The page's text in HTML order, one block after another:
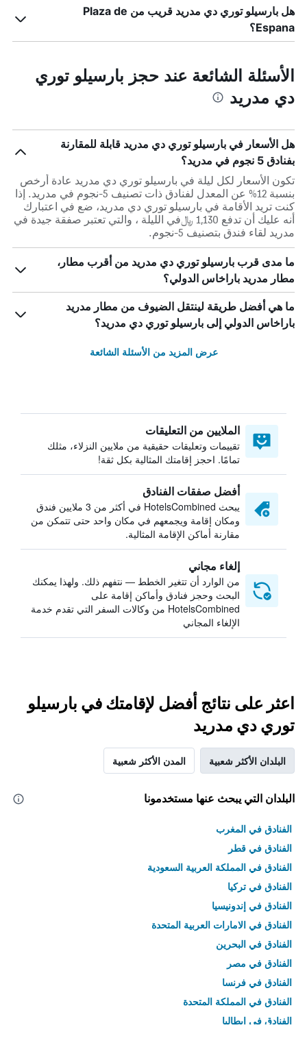
هل بارسيلو توري دي مدريد قريب من Plaza de
Espana؟
الأسئلة الشائعة عند حجز بارسيلو توري
دي مدريد
هل الأسعار في بارسيلو توري دي مدريد قابلة للمقارنة
بفنادق 5 نجوم في مدريد؟
تكون الأسعار لكل ليلة في بارسيلو توري دي مدريد عادة أرخص
بنسبة 12% عن المعدل لفنادق ذات تصنيف 5-نجوم في مدريد. إذا
كنت تريد الأقامة في بارسيلو توري دي مدريد، ضع في اعتبارك
أنه عليك أن تدفع 1,130 ﷼في الليلة ، والتي تعتبر صفقة جيدة في
مدريد لقاء فندق بتصنيف 5-نجوم.
ما مدى قرب بارسيلو توري دي مدريد من أقرب مطار،
مطار مدريد باراخاس الدولي؟
ما هي أفضل طريقة لينتقل الضيوف من مطار مدريد
باراخاس الدولي إلى بارسيلو توري دي مدريد؟
عرض المزيد من الأسئلة الشائعة
الملايين من التعليقات
تقييمات وتعليقات حقيقية من ملايين النزلاء، مثلك
تمامًا. احجز إقامتك المثالية بكل ثقة!
أفضل صفقات الفنادق
يبحث HotelsCombined في أكثر من 3 ملايين فندق
ومكان إقامة ويجمعهم في مكان واحد حتى تتمكن من
مقارنة أماكن الإقامة المثالية.
إلغاء مجاني
من الوارد أن تتغير الخطط — نتفهم ذلك. ولهذا يمكنك
البحث وحجز فنادق وأماكن إقامة على
HotelsCombined من وكالات السفر التي تقدم خدمة
الإلغاء المجاني
اعثر على نتائج أفضل لإقامتك في بارسيلو
توري دي مدريد
البلدان الأكثر شعبية المدن الأكثر شعبية
البلدان التي يبحث عنها مستخدمونا
الفنادق في المغرب
الفنادق في قطر
الفنادق في المملكة العربية السعودية
الفنادق في تركيا
الفنادق في إندونيسيا
الفنادق في الامارات العربية المتحدة
الفنادق في البحرين
الفنادق في مصر
الفنادق في فرنسا
الفنادق في المملكة المتحدة
الفنادق في إيطاليا